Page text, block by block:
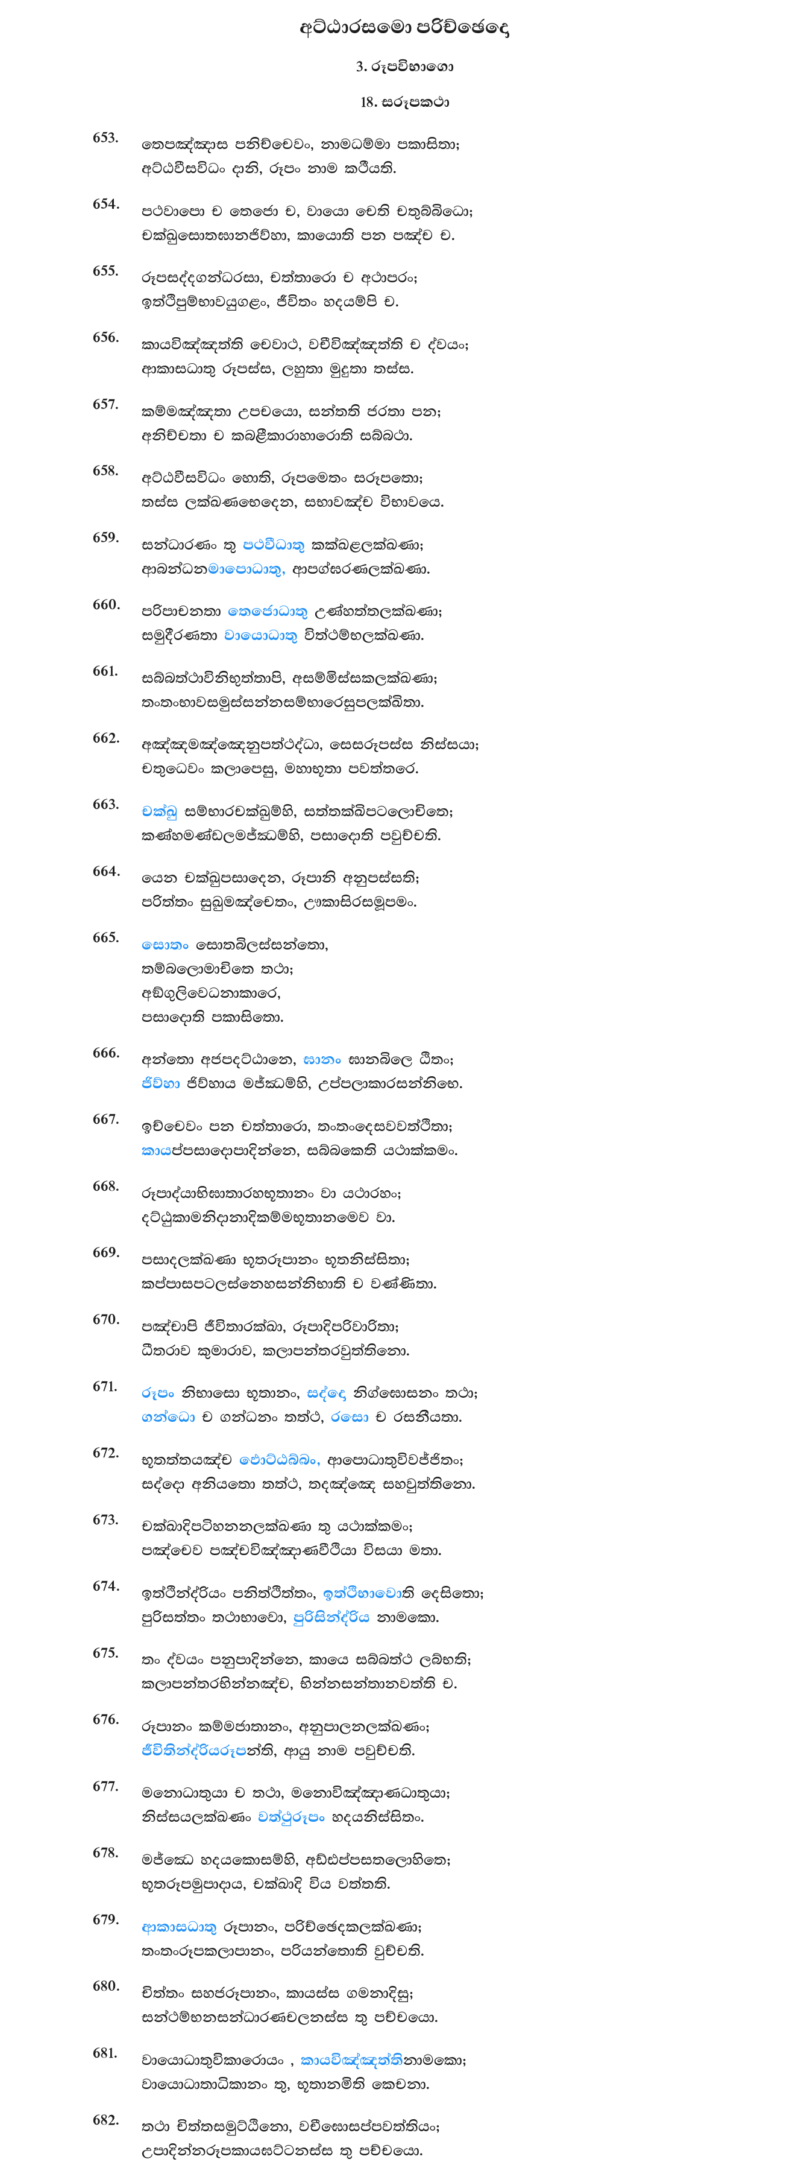
අට්ඨාරසමො පරිච්ඡෙදො
3. රූපවිභාගො
18. සරූපකථා
653.
තෙපඤ්ඤාස පනිච්චෙවං, නාමධම්මා පකාසිතා;
අට්ඨවීසවිධං දානි, රූපං නාම කථීයති.
654.
පථවාපො ච තෙජො ච, වායො චෙති චතුබ්බිධො;
චක්ඛුසොතඝානජිව්හා, කායොති පන පඤ්ච ච.
655.
රූපසද්දගන්ධරසා, චත්තාරො ච අථාපරං;
ඉත්ථිපුම්භාවයුගළං, ජීවිතං හදයම්පි ච.
656. කායවිඤ්ඤත්ති චෙවාථ, වචීවිඤ්ඤත්ති ච ද්වයං;
ආකාසධාතු රූපස්ස, ලහුතා මුදුතා තස්ස.
657.
කම්මඤ්ඤතා උපචයො, සන්තති ජරතා පන;
අනිච්චතා ච කබළීකාරාහාරොති සබ්බථා.
658.
අට්ඨවීසවිධං හොති, රූපමෙතං සරූපතො;
තස්ස ලක්ඛණභෙදෙන, සභාවඤ්ච විභාවයෙ.
659. සන්ධාරණං තු පථවීධාතු කක්ඛළලක්ඛණා;
ආබන්ධනමාපොධාතු, ආපග්ඝරණලක්ඛණා.
660. පරිපාචනතා තෙජොධාතු උණ්හත්තලක්ඛණා;
සමුදීරණතා වායොධාතු විත්ථම්භලක්ඛණා.
661.
සබ්බත්ථාවිනිභුත්තාපි, අසම්මිස්සකලක්ඛණා;
තංතංභාවසමුස්සන්නසම්භාරෙසුපලක්ඛිතා.
662.
අඤ්ඤමඤ්ඤෙනුපත්ථද්ධා, සෙසරූපස්ස නිස්සයා;
චතුධෙවං කලාපෙසු, මහාභූතා පවත්තරෙ.
663. චක්ඛු සම්භාරචක්ඛුම්හි, සත්තක්ඛිපටලොචිතෙ;
කණ්හමණ්ඩලමජ්ඣම්හි, පසාදොති පවුච්චති.
664.
යෙන චක්ඛුපසාදෙන, රූපානි අනුපස්සති;
පරිත්තං සුඛුමඤ්චෙතං, ඌකාසිරසමූපමං.
665. සොතං සොතබිලස්සන්තො,
තම්බලොමාචිතෙ තථා;
අඞ්ගුලිවෙධනාකාරෙ,
පසාදොති පකාසිතො.
666. අන්තො අජපදට්ඨානෙ, ඝානං ඝානබිලෙ ඨිතං;
ජිව්හා ජිව්හාය මජ්ඣම්හි, උප්පලාකාරසන්නිභෙ.
667. ඉච්චෙවං පන චත්තාරො, තංතංදෙසවවත්ථිතා;
කායප්පසාදොපාදින්නෙ, සබ්බකෙති යථාක්කමං.
668. රූපාද්යාභිඝාතාරහභූතානං වා යථාරහං;
දට්ඨුකාමනිදානාදිකම්මභූතානමෙව වා.
669.
පසාදලක්ඛණා භූතරූපානං භූතනිස්සිතා;
කප්පාසපටලස්නෙහසන්නිභාති ච වණ්ණිතා.
670.
පඤ්චාපි ජීවිතාරක්ඛා, රූපාදිපරිවාරිතා;
ධීතරාව කුමාරාව, කලාපන්තරවුත්තිනො.
671. රූපං නිභාසො භූතානං, සද්දො නිග්ඝොසනං තථා;
ගන්ධො ච ගන්ධනං තත්ථ, රසො ච රසනීයතා.
672. භූතත්තයඤ්ච ඵොට්ඨබ්බං, ආපොධාතුවිවජ්ජිතං;
සද්දො අනියතො තත්ථ, තදඤ්ඤෙ සහවුත්තිනො.
673.
චක්ඛාදිපටිහනනලක්ඛණා තු යථාක්කමං;
පඤ්චෙව පඤ්චවිඤ්ඤාණවීථියා විසයා මතා.
674. ඉත්ථින්ද්රියං පනිත්ථිත්තං, ඉත්ථිභාවොති දෙසිතො;
පුරිසත්තං තථාභාවො, පුරිසින්ද්රිය නාමකො.
675.
තං ද්වයං පනුපාදින්නෙ, කායෙ සබ්බත්ථ ලබ්භති;
කලාපන්තරභින්නඤ්ච, භින්නසන්තානවත්ති ච.
676.
රූපානං කම්මජාතානං, අනුපාලනලක්ඛණං;
ජීවිතින්ද්රියරූපන්ති, ආයු නාම පවුච්චති.
677.
මනොධාතුයා ච තථා, මනොවිඤ්ඤාණධාතුයා;
නිස්සයලක්ඛණං වත්ථුරූපං හදයනිස්සිතං.
678.
මජ්ඣෙ හදයකොසම්හි, අඩ්ඪප්පසතලොහිතෙ;
භූතරූපමුපාදාය, චක්ඛාදි විය වත්තති.
679. ආකාසධාතු රූපානං, පරිච්ඡෙදකලක්ඛණා;
තංතංරූපකලාපානං, පරියන්තොති වුච්චති.
680.
චිත්තං සහජරූපානං, කායස්ස ගමනාදිසු;
සන්ථම්භනසන්ධාරණචලනස්ස තු පච්චයො.
681. වායොධාතුවිකාරොයං , කායවිඤ්ඤත්තිනාමකො;
වායොධාතාධිකානං තු, භූතානමිති කෙචනා.
682.
තථා චිත්තසමුට්ඨිනො, වචීඝොසප්පවත්තියං;
උපාදින්නරූපකායඝට්ටනස්ස තු පච්චයො.